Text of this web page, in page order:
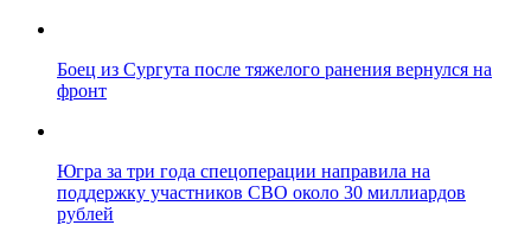
Боец из Сургута после тяжелого ранения вернулся на
фронт
Югра за три года спецоперации направила на
поддержку участников СВО около 30 миллиардов
рублей